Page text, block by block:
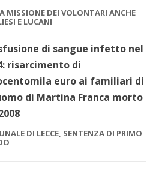
MISSIONE DEI VOLONTARI ANCHE
E LUCANI
di sangue infetto nel
risarcimento di
euro ai familiari di
di Martina Franca morto
DI LECCE, SENTENZA DI PRIMO